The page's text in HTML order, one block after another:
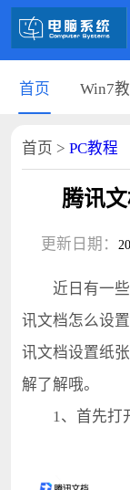
首页 Win7
首页 > PC教程
腾讯
更新日期：
近日有一些
讯文档怎么设
讯文档设置纸
解了解哦。
1、首先打开